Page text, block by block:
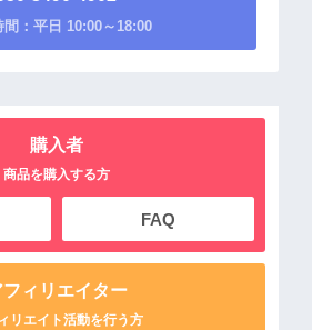
間：平日 10:00～18:00
購入者
商品を購入する方
FAQ
フィリエイター
リエイト活動を行う方